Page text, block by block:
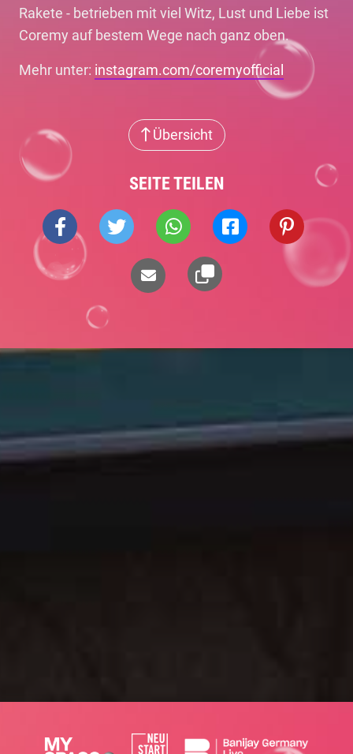
Rakete - betrieben mit viel Witz, Lust und Liebe ist
Coremy auf bestem Wege nach ganz oben.
Mehr unter: instagram.com/coremyofficial
Übersicht
SEITE TEILEN